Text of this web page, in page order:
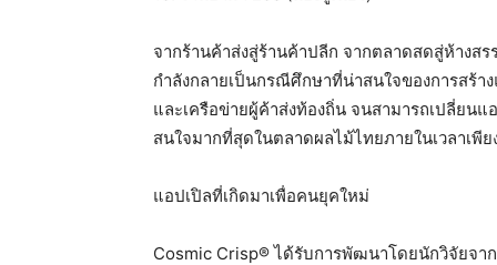
จากร้านค้าส่งสู่ร้านค้าปลีก จากตลาดสดสู่ห้างส
กำลังกลายเป็นกรณีศึกษาที่น่าสนใจของการสร้า
และเครือข่ายผู้ค้าส่งท้องถิ่น จนสามารถเปลี่ยน
สนใจมากที่สุดในตลาดผลไม้ไทยภายในเวลาเพีย
แอปเปิลที่เกิดมาเพื่อคนยุคใหม่
Cosmic Crisp® ได้รับการพัฒนาโดยนักวิจัยจา